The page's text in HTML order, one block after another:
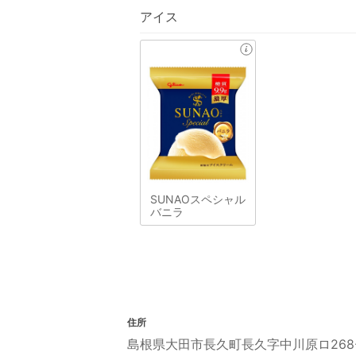
アイス
SUNAOスペシャル
バニラ
住所
島根県大田市長久町長久字中川原ロ